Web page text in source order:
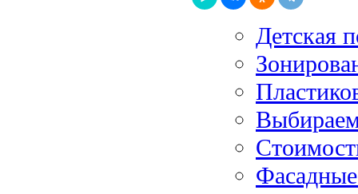
Детская